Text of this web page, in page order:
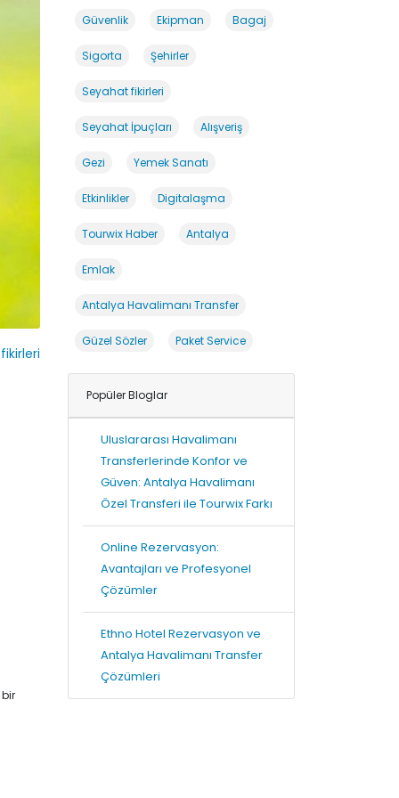
Güvenlik Ekipman Bagaj
Sigorta Şehirler
Seyahat fikirleri
Seyahat İpuçları Alışveriş
Gezi Yemek Sanatı
Etkinlikler Digitalaşma
Tourwix Haber Antalya
Emlak
Antalya Havalimanı Transfer
Güzel Sözler Paket Service
Popüler Bloglar
Uluslararası Havalimanı
Transferlerinde Konfor ve
Güven: Antalya Havalimanı
Özel Transferi ile Tourwix Farkı
Online Rezervasyon:
Avantajları ve Profesyonel
Çözümler
Ethno Hotel Rezervasyon ve
Antalya Havalimanı Transfer
Çözümleri